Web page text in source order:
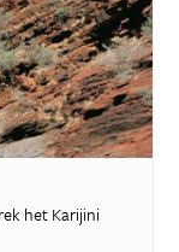
het Karijini